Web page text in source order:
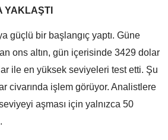
YAKLAŞTI
güçlü bir başlangıç yaptı. Güne
ons altın, gün içerisinde 3429 dolar
ile en yüksek seviyeleri test etti. Şu
civarında işlem görüyor. Analistlere
aşması için yalnızca 50